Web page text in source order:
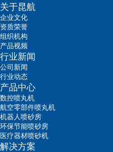
关于昆航
企业文化
资质荣誉
组织机构
产品视频
行业新闻
公司新闻
行业动态
产品中心
数控喷丸机
航空零部件喷丸机
机器人喷砂房
环保节能喷砂房
医疗器材喷砂机
解决方案